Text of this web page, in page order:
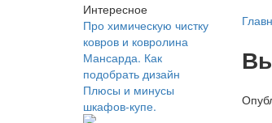
Интересное
Про химическую чистку
ковров и ковролина
Мансарда. Как
подобрать дизайн
Плюсы и минусы
шкафов-купе.